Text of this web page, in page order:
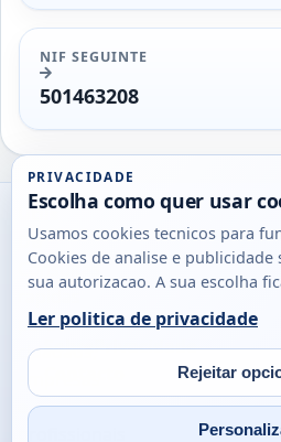
NIF SEGUINTE
501463208
Utils
DB
Consultas
para
cidadaos,
SobrePrivacidade
PRIVACIDADE
Escolha como quer usar
Usamos cookies tecnicos para
Cookies de analise e publicidade
sua autorizacao. A sua escolha
Ler politica de privacidade
Rejeitar